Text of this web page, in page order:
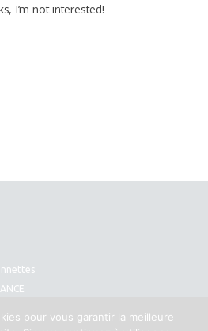
I’m not interested!
pour vous garantir la meilleure